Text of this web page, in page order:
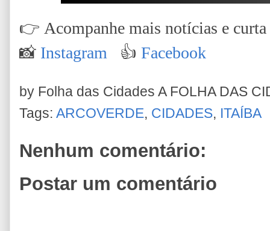
👉 Acompanhe mais notícias e curta
📸 Instagram 👍 Facebook
by Folha das Cidades A FOLHA DAS
Tags: ARCOVERDE, CIDADES, ITAÍBA
Nenhum comentário:
Postar um comentário